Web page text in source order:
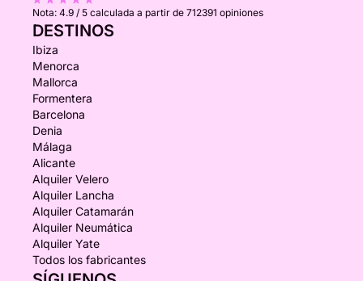
Nota: 4.9 / 5 calculada a partir de 712391 opiniones
DESTINOS
Ibiza
Menorca
Mallorca
Formentera
Barcelona
Denia
Málaga
Alicante
Alquiler Velero
Alquiler Lancha
Alquiler Catamarán
Alquiler Neumática
Alquiler Yate
Todos los fabricantes